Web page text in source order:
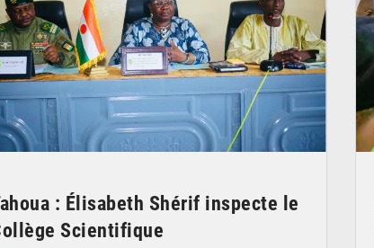
: Élisabeth Shérif inspecte le
Scientifique